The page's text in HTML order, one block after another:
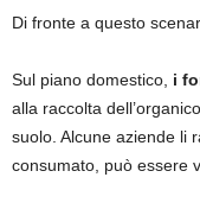
Di fronte a questo
Sul piano domestico, i
alla raccolta
suolo. Alcune aziende li
consumato, può essere